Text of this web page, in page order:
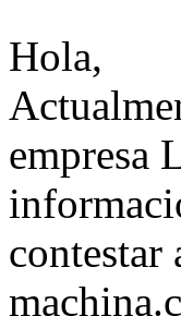
Hola,
empresa
contestar